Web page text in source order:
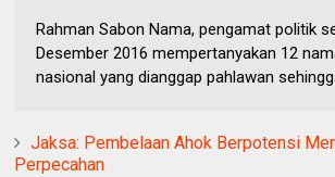
Rahman Sabon Nama, pengamat politik
Desember 2016 mempertanyakan 12
nasional yang dianggap pahlawan
Jaksa: Pembelaan Ahok Berpotensi
Perpecahan